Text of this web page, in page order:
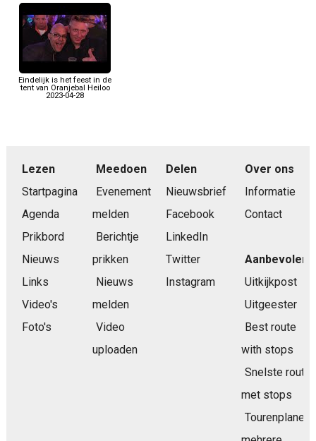
Eindelijk is het feest in de
tent van Oranjebal Heiloo
2023-04-28
Lezen
Startpagina
Agenda
Prikbord
Nieuws
Links
Video's
Foto's
Meedoen
Evenement
melden
Berichtje
prikken
Nieuws
melden
Video
uploaden
Delen
Nieuwsbrief
Facebook
LinkedIn
Twitter
Instagram
Over ons
Informatie
Contact
Aanbevolen
Uitkijkpost
Uitgeester
Best route
with stops
Snelste route
met stops
Tourenplaner